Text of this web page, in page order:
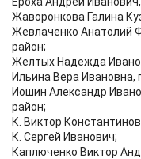
Жаворонкова Галина
Жевлаченко Анатолий
район;
Желтых Надежда
Ильина Вера Ивановна,
Иошин Александр
район;
К. Виктор
К. Сергей Иванович;
Каплюченко Виктор